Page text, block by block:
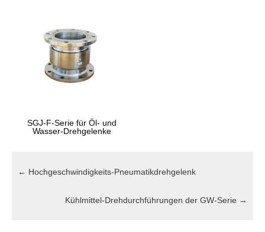
SGJ-F-Serie für Öl- und
Wasser-Drehgelenke
← Hochgeschwindigkeits-Pneumatikdrehgelenk
Kühlmittel-Drehdurchführungen der GW-Serie →